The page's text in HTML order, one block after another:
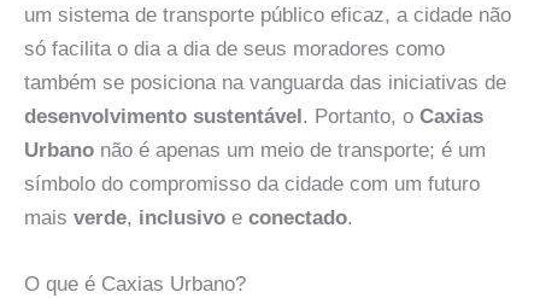
um sistema de transporte público eficaz, a cidade não
só facilita o dia a dia de seus moradores como
também se posiciona na vanguarda das iniciativas de
desenvolvimento sustentável. Portanto, o Caxias
Urbano não é apenas um meio de transporte; é um
símbolo do compromisso da cidade com um futuro
mais verde, inclusivo e conectado.
O que é Caxias Urbano?